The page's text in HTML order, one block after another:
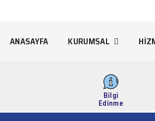
ANASAYFA KURUMSAL
Bilgi
Edinme